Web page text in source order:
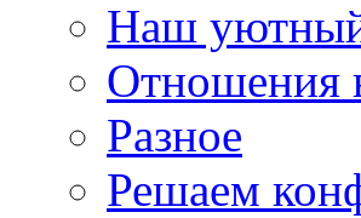
Наш
Отношения
Разное
Решаем